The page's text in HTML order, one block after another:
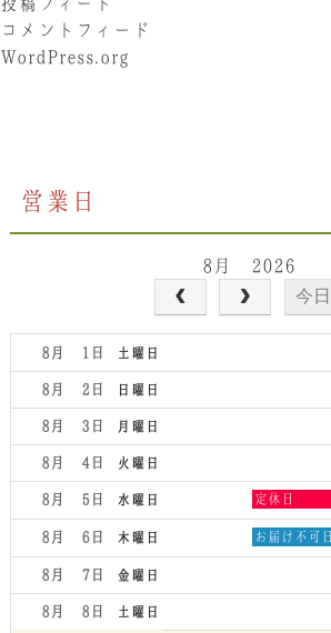
コメントフィード
WordPress.org
営業日
8月 2026
今日
土曜日
8月 1
日曜日
8月 2
月曜日
8月 3
火曜日
8月 4
水曜日
8月 5
水
日,
8
2026
定休日
木曜日
8月 6
木
お届け不可日
金曜日
8月 7
土曜日
8月 8